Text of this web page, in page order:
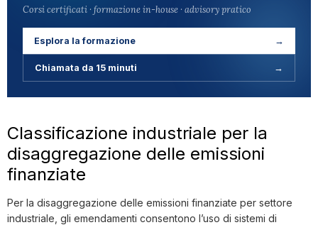
Corsi certificati · formazione in-house · advisory pratico
Esplora la formazione →
Chiamata da 15 minuti →
Classificazione industriale per la
disaggregazione delle emissioni
finanziate
Per la disaggregazione delle emissioni finanziate per settore
industriale, gli emendamenti consentono l’uso di sistemi di